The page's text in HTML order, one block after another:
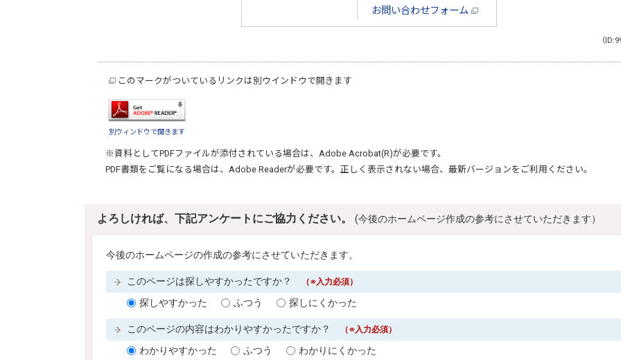
お問い合わせフォーム
（
このマークがついているリンクは別ウインドウで開きます
別ウィンドウで開きます
※資料としてPDFファイルが添付されている場合は、 Adobe Acrobat(R)が必要です。
PDF書類をご覧になる場合は、 Adobe Readerが必要です。正しく表示されない場合、最新バージョンをご利用ください。